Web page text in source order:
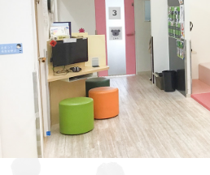
LITALICOジュニアとは
教室を探す
成長事例
パーソナルコース
発達障害や学習障害があるお
なるお子さまを支援する学習
者証の有無に関係なく、すぐに
対象年齢：0歳～高校3年
スタンダードコース
児童福祉法に基づき運営し
LITALICOジュニア
巣鴨教室
JR山手線・都営三田線「巣鴨駅」より徒歩1分
LITALICOジュニア
尾久教室
フォームで
問い合わせる
電話で問い合わ
0120-974-763
平日10:00～17:00／祝日除